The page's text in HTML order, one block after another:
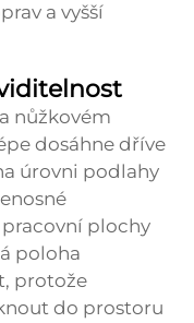
a vyšší
nůžkovém
dosáhne dříve
úrovni podlahy
plochy
poloha
protože
do prostoru